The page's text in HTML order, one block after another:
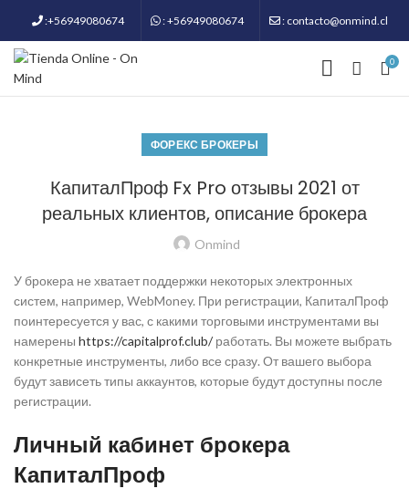
:+56949080674 : +56949080674 : contacto@onmind.cl
0
ФОРЕКС БРОКЕРЫ
КапиталПроф Fx Pro отзывы 2021 от
реальных клиентов, описание брокера
Onmind
У брокера не хватает поддержки некоторых электронных
систем, например, WebMoney. При регистрации, КапиталПроф
поинтересуется у вас, с какими торговыми инструментами вы
намерены https://capitalprof.club/работать. Вы можете выбрать
конкретные инструменты, либо все сразу. От вашего выбора
будут зависеть типы аккаунтов, которые будут доступны после
регистрации.
Личный кабинет брокера
КапиталПроф